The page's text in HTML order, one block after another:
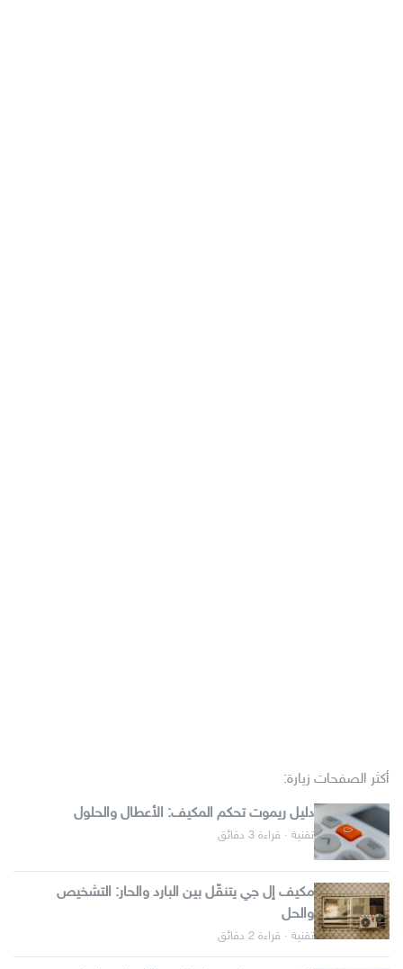
أكثر الصفحات زيارة:
دليل ريموت تحكم المكيف: الأعطال والحلول
تقنية · قراءة 3 دقائق
مكيف إل جي يتنقّل بين البارد والحار: التشخيص
والحل
تقنية · قراءة 2 دقائق